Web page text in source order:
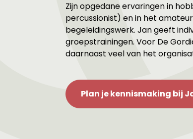
Zijn opgedane ervaringen in
percussionist) en in het
begeleidingswerk. Jan geeft
groepstrainingen. Voor De
daarnaast veel van het
Plan je kennismaking bij